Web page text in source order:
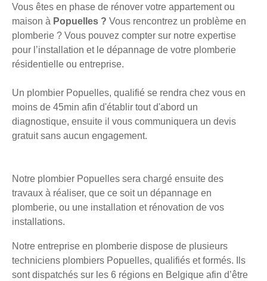
Vous êtes en phase de rénover votre appartement ou
maison à Popuelles ? Vous rencontrez un problème en
plomberie ? Vous pouvez compter sur notre expertise
pour l’installation et le dépannage de votre plomberie
résidentielle ou entreprise.
Un plombier Popuelles, qualifié se rendra chez vous en
moins de 45min afin d'établir tout d'abord un
diagnostique, ensuite il vous communiquera un devis
gratuit sans aucun engagement.
Notre plombier Popuelles sera chargé ensuite des
travaux à réaliser, que ce soit un dépannage en
plomberie, ou une installation et rénovation de vos
installations.
Notre entreprise en plomberie dispose de plusieurs
techniciens plombiers Popuelles, qualifiés et formés. Ils
sont dispatchés sur les 6 régions en Belgique afin d’être